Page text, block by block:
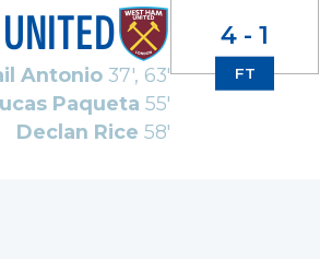
Antonio 37', 63'
Paqueta 55'
Declan Rice 58'
4 - 1
FT